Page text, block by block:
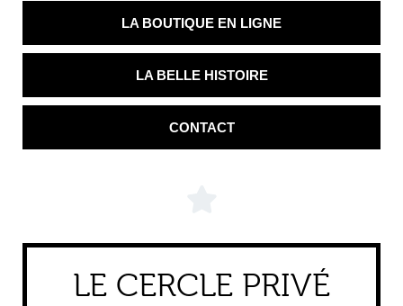
LA BOUTIQUE EN LIGNE
LA BELLE HISTOIRE
CONTACT
LE CERCLE PRIVÉ